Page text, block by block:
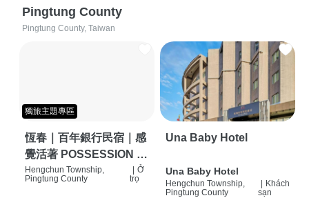
Pingtung County
Pingtung County, Taiwan
獨旅主題專區
恆春｜百年銀行民宿｜感
覺活著 POSSESSION |
背包客棧 | 恆春必住特色
Hengchun Township,
Pingtung County
Ở
trọ
Una Baby Hotel
Una Baby Hotel
Hengchun Township,
Pingtung County
Khách
sạn